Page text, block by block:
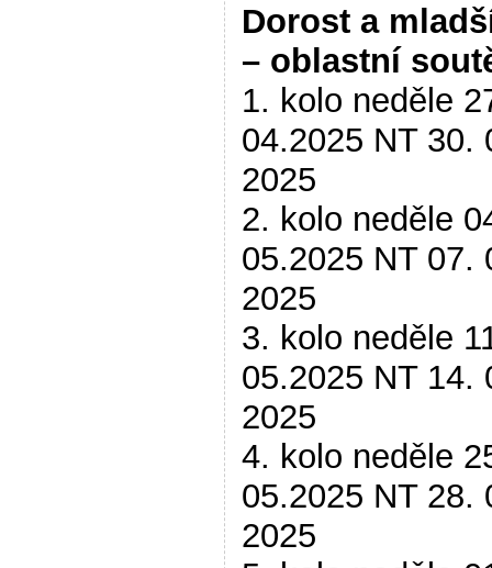
Dorost a
– oblastní
1. kolo neděle
04.2025 NT 30.
2025
2. kolo neděle
05.2025 NT 07.
2025
3. kolo neděle
05.2025 NT 14.
2025
4. kolo neděle
05.2025 NT 28.
2025